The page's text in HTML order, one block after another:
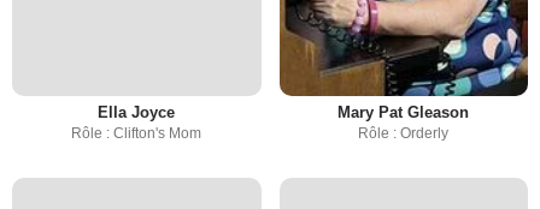
Ella Joyce
Rôle : Clifton's Mom
Mary Pat Gleason
Rôle : Orderly